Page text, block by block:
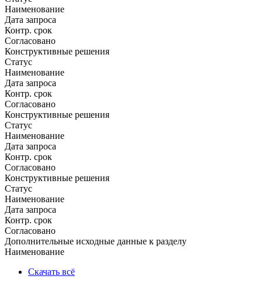
Наименование
Дата запроса
Контр. срок
Согласовано
Конструктивные решения
Статус
Наименование
Дата запроса
Контр. срок
Согласовано
Конструктивные решения
Статус
Наименование
Дата запроса
Контр. срок
Согласовано
Конструктивные решения
Статус
Наименование
Дата запроса
Контр. срок
Согласовано
Дополнительные исходные данные к разделу
Наименование
Скачать всё